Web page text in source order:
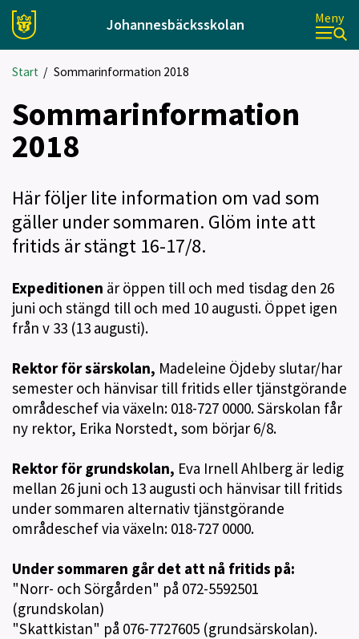
Johannesbäcksskolan Meny
Start / Sommarinformation 2018
Sommarinformation
2018
Här följer lite information om vad som
gäller under sommaren. Glöm inte att
fritids är stängt 16-17/8.
Expeditionen är öppen till och med tisdag den 26
juni och stängd till och med 10 augusti. Öppet igen
från v 33 (13 augusti).
Rektor för särskolan, Madeleine Öjdeby slutar/har
semester och hänvisar till fritids eller tjänstgörande
områdeschef via växeln: 018-727 0000. Särskolan får
ny rektor, Erika Norstedt, som börjar 6/8.
Rektor för grundskolan, Eva Irnell Ahlberg är ledig
mellan 26 juni och 13 augusti och hänvisar till fritids
under sommaren alternativ tjänstgörande
områdeschef via växeln: 018-727 0000.
Under sommaren går det att nå fritids på:
"Norr- och Sörgården" på 072-5592501
(grundskolan)
"Skattkistan" på 076-7727605 (grundsärskolan).